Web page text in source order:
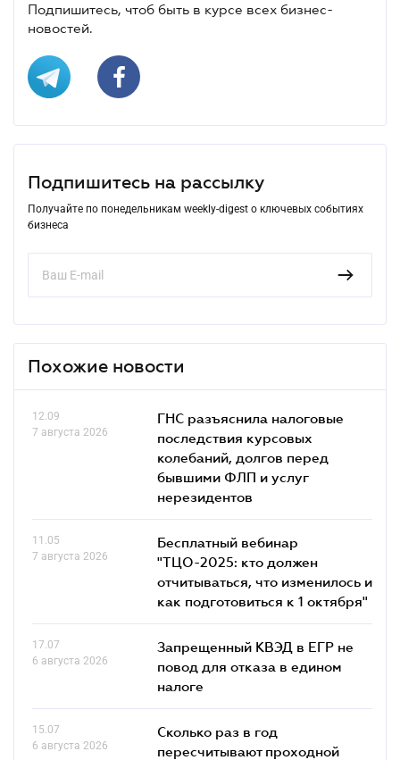
Подпишитесь, чтоб быть в курсе всех бизнес-
новостей.
Подпишитесь на рассылку
Получайте по понедельникам weekly-digest о ключевых событиях
бизнеса
Похожие новости
12.09
7 августа 2026
ГНС разъяснила налоговые
последствия курсовых
колебаний, долгов перед
бывшими ФЛП и услуг
нерезидентов
11.05
7 августа 2026
Бесплатный вебинар
"ТЦО-2025: кто должен
отчитываться, что изменилось и
как подготовиться к 1 октября"
17.07
6 августа 2026
Запрещенный КВЭД в ЕГР не
повод для отказа в едином
налоге
15.07
6 августа 2026
Сколько раз в год
пересчитывают проходной